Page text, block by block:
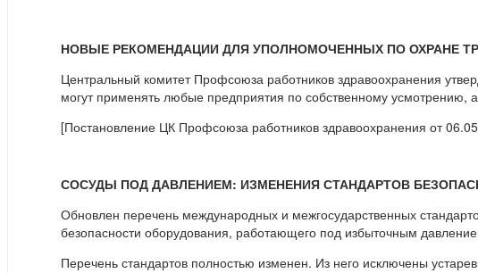
НОВЫЕ РЕКОМЕНДАЦИИ ДЛЯ УПОЛНОМОЧЕННЫХ ПО ОХРАНЕ
Центральный комитет Профсоюза работников здравоохранения
могут применять любые предприятия по собственному усмотрению,
[Постановление ЦК Профсоюза работников здравоохранения от
СОСУДЫ ПОД ДАВЛЕНИЕМ: ИЗМЕНЕНИЯ СТАНДАРТОВ
Обновлен перечень международных и межгосударственных
безопасности оборудования, работающего под избыточным
Перечень стандартов полностью изменен. Из него исключены